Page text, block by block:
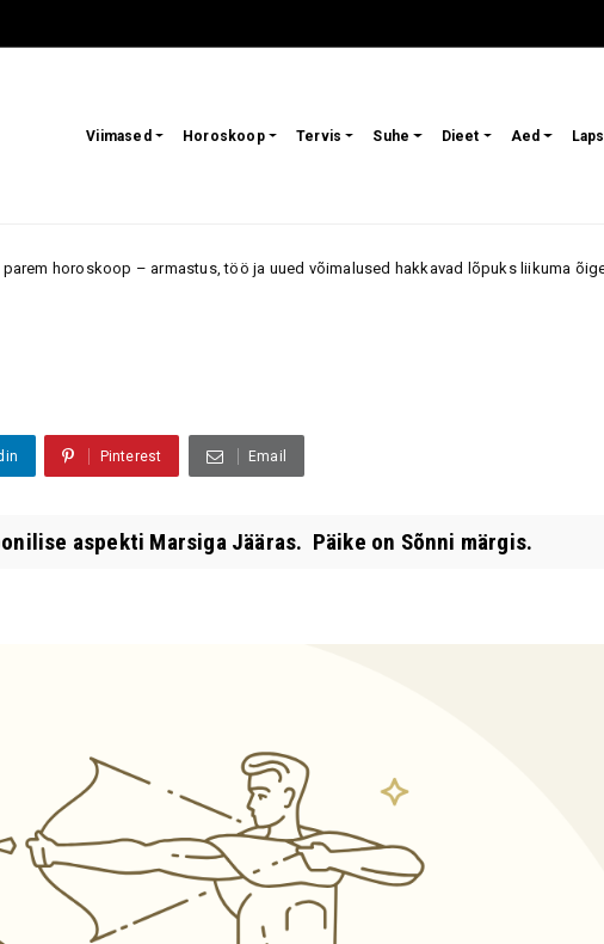
Viimased Horoskoop Tervis Suhe Dieet Aed Laps
– armastus, töö ja uued võimalused hakkavad lõpuks liikuma õiges suunas
Pinterest Email
aspekti Marsiga Jääras. Päike on Sõnni märgis.